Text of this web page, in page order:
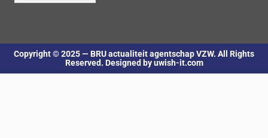
Copyright © 2025 — BRU actualiteit agentschap VZW. All Rights
Reserved. Designed by uwish-it.com